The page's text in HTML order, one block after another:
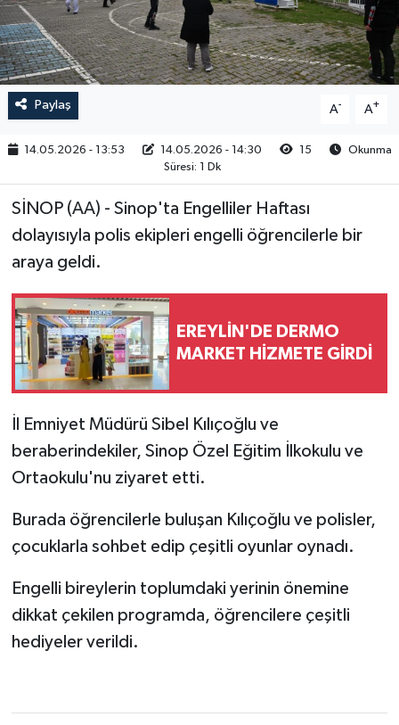
Paylaş A- A+
14.05.2026 - 13:53 14.05.2026 - 14:30 15
Okunma
Süresi: 1 Dk
SİNOP (AA) - Sinop'ta Engelliler Haftası
dolayısıyla polis ekipleri engelli öğrencilerle bir
araya geldi.
EREYLİN'DE DERMO
MARKET HİZMETE GİRDİ
İl Emniyet Müdürü Sibel Kılıçoğlu ve
beraberindekiler, Sinop Özel Eğitim İlkokulu ve
Ortaokulu'nu ziyaret etti.
Burada öğrencilerle buluşan Kılıçoğlu ve polisler,
çocuklarla sohbet edip çeşitli oyunlar oynadı.
Engelli bireylerin toplumdaki yerinin önemine
dikkat çekilen programda, öğrencilere çeşitli
hediyeler verildi.
RESMİ İLAN